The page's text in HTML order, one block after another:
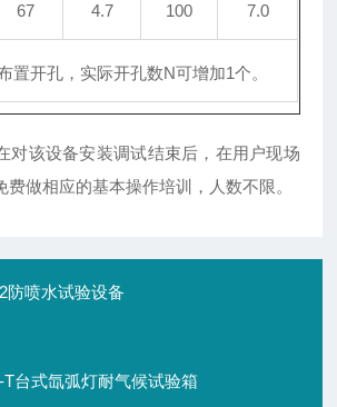
67 4.7 100 7.0
置开孔，实际开孔数N可增加1个。
对该设备安装调试结束后，在用户现场
费做相应的基本操作培训，人数不限。
防喷水试验设备
T台式氙弧灯耐气候试验箱